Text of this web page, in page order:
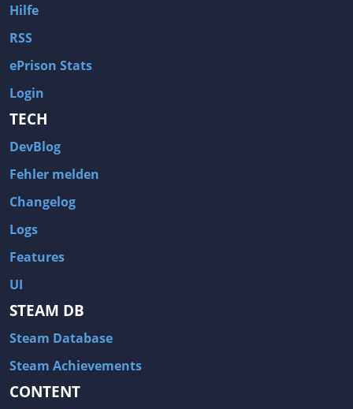
Hilfe
RSS
ePrison Stats
Login
TECH
DevBlog
Fehler melden
Changelog
Logs
Features
UI
STEAM DB
Steam Database
Steam Achievements
CONTENT